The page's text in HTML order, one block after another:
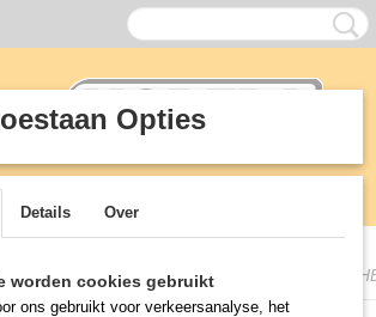
> Hamilton Beach ECLIPSE BLENDER
Opties
Details Over
worden cookies gebruikt
ons gebruikt voor verkeersanalyse, het